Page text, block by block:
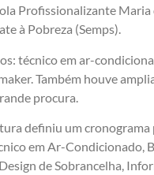
Profissionalizante
à Pobreza (Semps).
técnico em ar-
Também houve
procura.
definiu um cronograma
em Ar-Condicionado,
de Sobrancelha,